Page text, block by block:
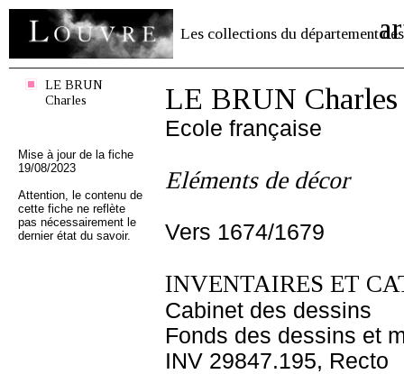
Les collections du département des
LE BRUN
Charles
Mise à jour de la fiche
19/08/2023
Attention, le contenu de
cette fiche ne reflète
pas nécessairement le
dernier état du savoir.
LE BRUN Charles
Ecole française
Eléments de décor
Vers 1674/1679
INVENTAIRES ET
Cabinet des dessins
Fonds des dessins et
INV 29847.195, Recto